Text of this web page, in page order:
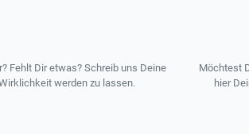
Fehlt Dir etwas? Schreib uns Deine
werden zu lassen.
Möchtest
hier